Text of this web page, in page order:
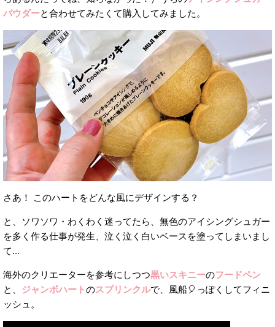
パウダーと合わせてみたくて購入してみました。
さあ！ このハートをどんな風にデザインする？
と、ソワソワ・わくわく迷ってたら、無色のアイシングシュガー
を多く作る仕事が発生、泣く泣く白いベースを塗ってしまいまし
て...
海外のクリエーターを参考にしつつ黒いスキニーのフードペン
と、 ジャンボハートのスプリンクルで、風船🎈っぽくしてフィニ
ッシュ。